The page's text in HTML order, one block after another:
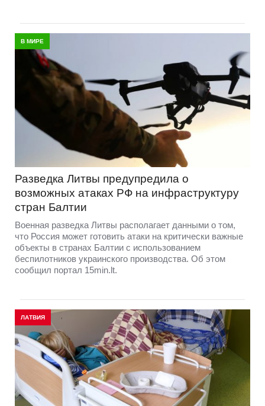
В МИРЕ
Разведка Литвы предупредила о
возможных атаках РФ на инфраструктуру
стран Балтии
Военная разведка Литвы располагает данными о том,
что Россия может готовить атаки на критически важные
объекты в странах Балтии с использованием
беспилотников украинского производства. Об этом
сообщил портал 15min.lt.
ЛАТВИЯ